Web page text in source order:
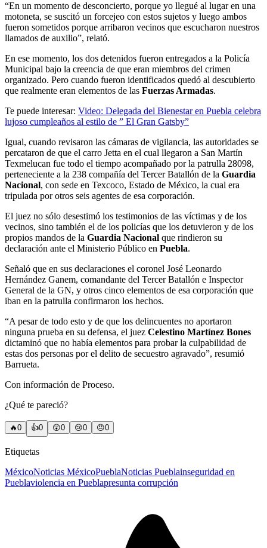
“En un momento de desconcierto, porque yo llegué al lugar en una
motoneta, se suscitó un forcejeo con estos sujetos y luego ambos
fueron sometidos porque arribaron vecinos que escucharon nuestros
llamados de auxilio”, relató.
En ese momento, los dos detenidos fueron entregados a la Policía
Municipal bajo la creencia de que eran miembros del crimen
organizado. Pero cuando fueron identificados quedó al descubierto
que realmente eran elementos de las Fuerzas Armadas.
Te puede interesar: Video: Delegada del Bienestar en Puebla celebra
lujoso cumpleaños al estilo de ” El Gran Gatsby”
Igual, cuando revisaron las cámaras de vigilancia, las autoridades se
percataron de que el carro Jetta en el cual llegaron a San Martín
Texmelucan fue todo el tiempo acompañado por la patrulla 28098,
perteneciente a la 238 compañía del Tercer Batallón de la Guardia
Nacional, con sede en Texcoco, Estado de México, la cual era
tripulada por otros seis agentes de esa corporación.
El juez no sólo desestimó los testimonios de las víctimas y de los
vecinos, sino también el de los policías que los detuvieron y de los
propios mandos de la Guardia Nacional que rindieron su
declaración ante el Ministerio Público en Puebla.
Señaló que en sus declaraciones el coronel José Leonardo
Hernández Ganem, comandante del Tercer Batallón e Inspector
General de la GN, y otros cinco elementos de esa corporación que
iban en la patrulla confirmaron los hechos.
“A pesar de todo esto y de que los delincuentes no aportaron
ninguna prueba en su defensa, el juez Celestino Martínez Bones
dictaminó que no había elementos para probar la culpabilidad de
estas dos personas por el delito de secuestro agravado”, resumió
Barrueta.
Con información de Proceso.
¿Qué te pareció?
🔥0 👍0 😲0 😢0 😠0
Etiquetas
MéxicoNoticias MéxicoPueblaNoticias Pueblainseguridad en
Pueblaviolencia en Pueblapresunta corrupción